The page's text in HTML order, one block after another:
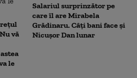
vă
le
Salariul surprinzător pe
care îl are Mirabela
Grădinaru. Câţi bani face şi
Nicuşor Dan lunar